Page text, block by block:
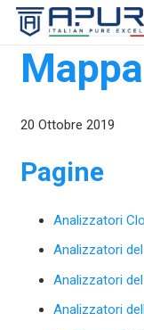
20 Ottobre 2019
Pagine
Analizzatori
Analizzatori
Analizzatori
Analizzatori